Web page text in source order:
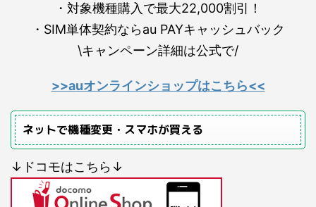
・対象機種購入で最大22,000割引！
・SIM単体契約ならau PAYキャッシュバック
\キャンペーン詳細は公式で/
>>auオンラインショップはこちら<<
ネットで機種変更・スマホが買える
↓ドコモはこちら↓